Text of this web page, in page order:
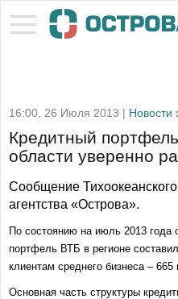
16:00, 26 Июля 2013 | Новости
Кредитный
области уверенно
Сообщение
агентства «Острова».
По состоянию на июль 2013 года
портфель ВТБ в регионе
клиентам среднего бизнеса –
Основная часть структуры